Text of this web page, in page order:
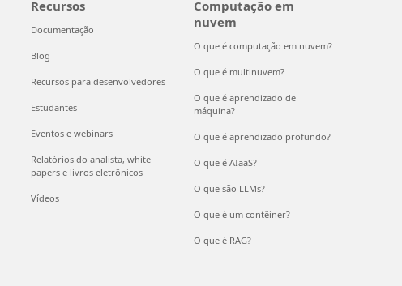
Recursos
Documentação
Blog
Recursos para desenvolvedores
Estudantes
Eventos e webinars
Relatórios do analista, white
papers e livros eletrônicos
Vídeos
Computação em
nuvem
O que é computação em nuvem?
O que é multinuvem?
O que é aprendizado de
máquina?
O que é aprendizado profundo?
O que é AIaaS?
O que são LLMs?
O que é um contêiner?
O que é RAG?